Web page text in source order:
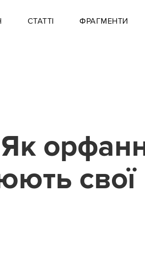
СТАТТІ ФРАГМЕНТИ
свої